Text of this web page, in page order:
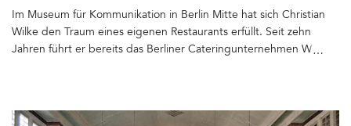
match
Im Museum für Kommunikation in Berlin Mitte hat sich Christian
Wilke den Traum eines eigenen Restaurants erfüllt. Seit zehn
Jahren führt er bereits das Berliner Cateringunternehmen Wild &
geschichtsträchtigen Räumen des ehemaligen Generalpostamts